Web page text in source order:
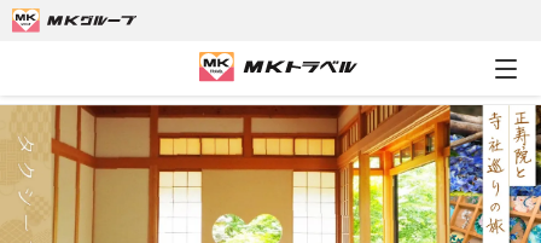
京都観光タクシーツアー タクシーで快適♪宇